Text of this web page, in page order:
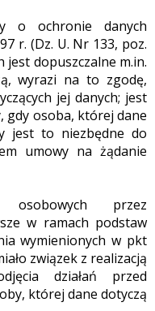
o ochronie danych
r. (Dz. U. Nr 133, poz.
jest dopuszczalne m.in.
wyrazi na to zgodę,
jej danych; jest
gdy osoba, której dane
jest to niezbędne do
umowy na żądanie
przez
w ramach podstaw
wymienionych w pkt
związek z realizacją
działań przed
której dane dotyczą